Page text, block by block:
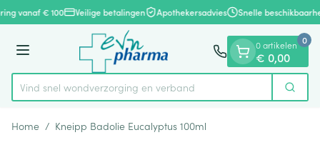
Ga naar de inhoud
1 van 1
vanaf € 100 Veilige betalingen Apothekersadvies Snelle
Menu
Product, merk, categorie...
Vind snel wondverzorging en verband Zoek
0 artikelen
€ 0,00
0
Home / Kneipp Badolie Eucalyptus 100ml